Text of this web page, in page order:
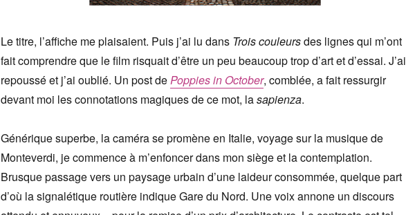
Le titre, l’affiche me plaisaient. Puis j’ai lu dans Trois couleursdes lignes qui m’ont
fait comprendre que le film risquait d’être un peu beaucoup trop d’art et d’essai. J’ai
repoussé et j’ai oublié. Un post dePoppies in October, comblée, a fait ressurgir
devant moi les connotations magiques de ce mot, lasapienza.
Générique superbe, la caméra se promène en Italie, voyage sur la musique de
Monteverdi, je commence à m’enfoncer dans mon siège et la contemplation.
Brusque passage vers un paysage urbain d’une laideur consommée, quelque part
d’où la signalétique routière indique Gare du Nord. Une voix annone un discours